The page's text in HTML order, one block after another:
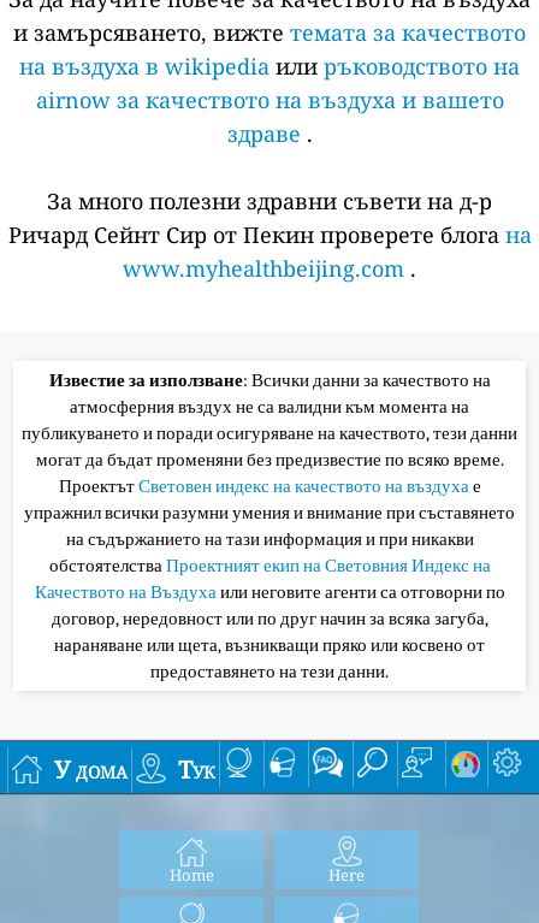
и замърсяването, вижте темата за качеството
на въздуха в wikipedia или ръководството на
airnow за качеството на въздуха и вашето
здраве .
За много полезни здравни съвети на д-р
Ричард Сейнт Сир от Пекин проверете блога на
www.myhealthbeijing.com .
Известие за използване: Всички данни за качеството на
атмосферния въздух не са валидни към момента на
публикуването и поради осигуряване на качеството, тези данни
могат да бъдат променяни без предизвестие по всяко време.
ПроектътСветовен индекс на качеството на въздухае
упражнил всички разумни умения и внимание при съставянето
на съдържанието на тази информация и при никакви
обстоятелстваПроектният екип на Световния Индекс на
Качеството на Въздухаили неговите агенти са отговорни по
договор, нередовност или по друг начин за всяка загуба,
нараняване или щета, възникващи пряко или косвено от
предоставянето на тези данни.
У дома Тук
Home Here